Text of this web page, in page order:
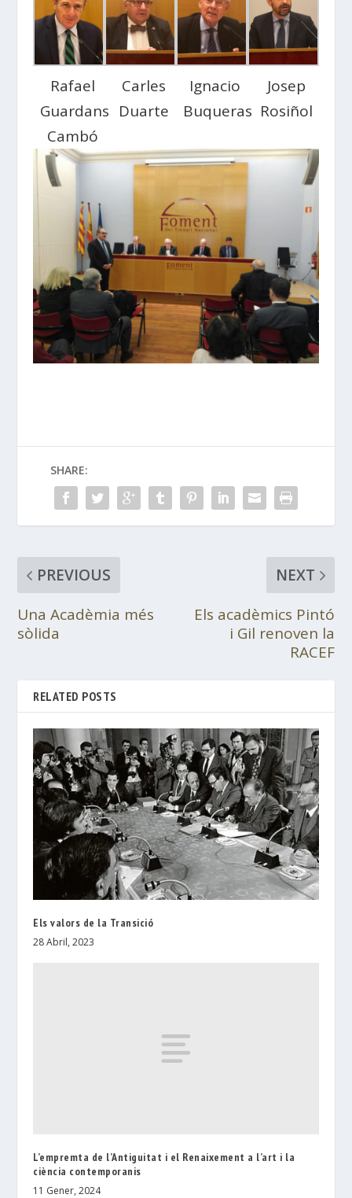
Rafael
Guardans
Cambó
Carles
Duarte
Ignacio
Buqueras
Josep
Rosiñol
SHARE:
PREVIOUS
Una Acadèmia més
sòlida
NEXT
Els acadèmics Pintó
i Gil renoven la
RACEF
RELATED POSTS
Els valors de la Transició
28 Abril, 2023
L’empremta de l’Antiguitat i el Renaixement a l’art i la
ciència contemporanis
11 Gener, 2024